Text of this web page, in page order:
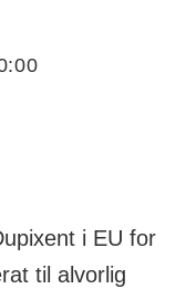
i EU for
til alvorlig